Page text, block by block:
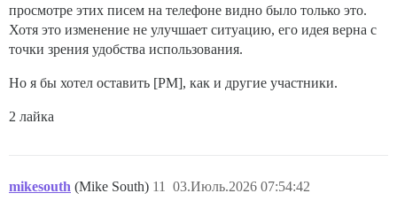
просмотре этих писем на телефоне видно было только это.
Хотя это изменение не улучшает ситуацию, его идея верна с
точки зрения удобства использования.
Но я бы хотел оставить [PM], как и другие участники.
2 лайка
mikesouth (Mike South) 03.Июль.2026 07:54:42
11